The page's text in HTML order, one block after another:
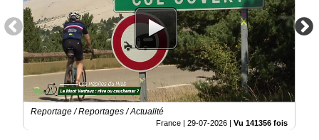
Reportage / Reportages / Actualité
France | 29-07-2026 | Vu 141356 fois